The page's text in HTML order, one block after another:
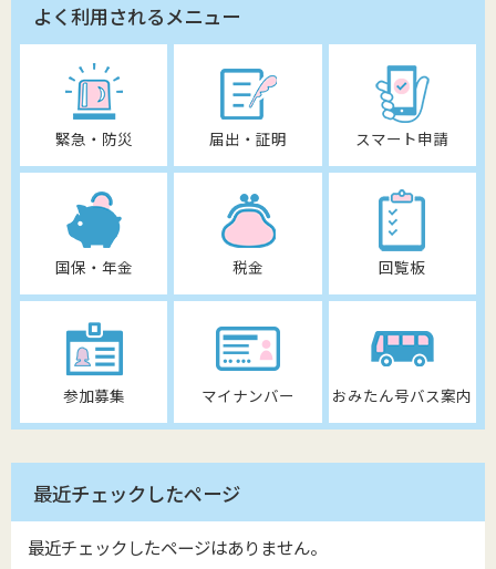
よく利用されるメニュー
緊急・防災 届出・証明 スマート申請
国保・年金 税金 回覧板
参加募集 マイナンバー おみたん号バス案内
最近チェックしたページ
最近チェックしたページはありません。